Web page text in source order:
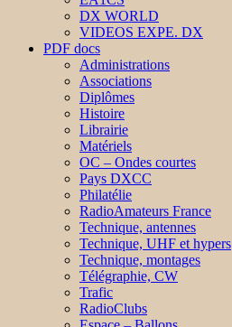
DX WORLD
VIDEOS EXPE. DX
PDF docs
Administrations
Associations
Diplômes
Histoire
Librairie
Matériels
OC – Ondes courtes
Pays DXCC
Philatélie
RadioAmateurs France
Technique, antennes
Technique, UHF et hypers
Technique, montages
Télégraphie, CW
Trafic
RadioClubs